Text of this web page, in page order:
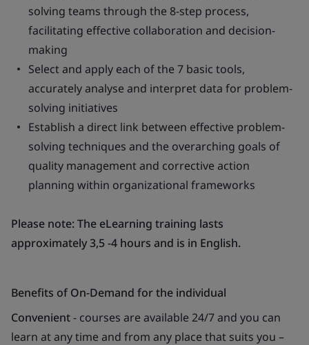
solving teams through the 8-step process,
facilitating effective collaboration and decision-
making
Select and apply each of the 7 basic tools,
accurately analyse and interpret data for problem-
solving initiatives
Establish a direct link between effective problem-
solving techniques and the overarching goals of
quality management and corrective action
planning within organizational frameworks
Please note: The eLearning training lasts
approximately 3,5 -4 hours and is in English.
Benefits of On-Demand for the individual
Convenient- courses are available 24/7 and you can
learn at any time and from any place that suits you –